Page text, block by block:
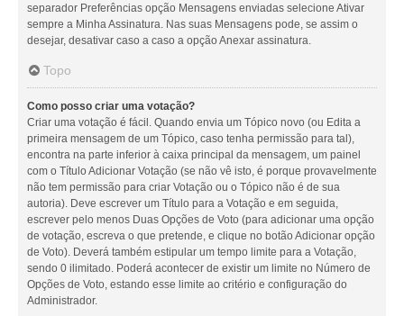
separador Preferências opção Mensagens enviadas selecione Ativar
sempre a Minha Assinatura. Nas suas Mensagens pode, se assim o
desejar, desativar caso a caso a opção Anexar assinatura.
Topo
Como posso criar uma votação?
Criar uma votação é fácil. Quando envia um Tópico novo (ou Edita a
primeira mensagem de um Tópico, caso tenha permissão para tal),
encontra na parte inferior à caixa principal da mensagem, um painel
com o Título Adicionar Votação (se não vê isto, é porque provavelmente
não tem permissão para criar Votação ou o Tópico não é de sua
autoria). Deve escrever um Título para a Votação e em seguida,
escrever pelo menos Duas Opções de Voto (para adicionar uma opção
de votação, escreva o que pretende, e clique no botão Adicionar opção
de Voto). Deverá também estipular um tempo limite para a Votação,
sendo 0 ilimitado. Poderá acontecer de existir um limite no Número de
Opções de Voto, estando esse limite ao critério e configuração do
Administrador.